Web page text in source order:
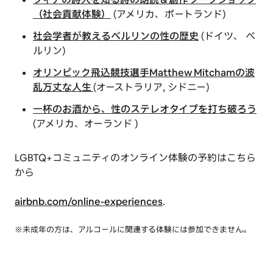
（社会貢献体験）
(アメリカ、ポートランド)
社会学者が教えるベルリンの性の歴史(ドイツ、 ベ
ルリン)
オリンピック飛込競技選手Matthew Mitchamの波
乱万丈な人生(オーストラリア, シドニー)
一杯のお酒から、性のステレオタイプを打ち破ろう
(アメリカ、オーランド )
LGBTQ+コミュニティのオンライン体験の予約はこちら
から
airbnb.com/online-experiences.
※未成年の方は、アルコールに関連する体験には参加できません。